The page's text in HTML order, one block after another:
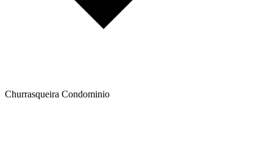
Churrasqueira Condominio